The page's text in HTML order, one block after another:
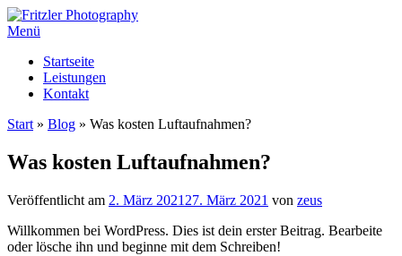
Zum
Inhalt
Menü
Startseite
Leistungen
Kontakt
Start » Blog » Was kosten Luftaufnahmen?
Was kosten Luftaufnahmen?
Veröffentlicht am 2. März 2021 27. März 2021 von zeus
Willkommen bei WordPress. Dies ist dein erster Beitrag. Bearbeite
oder lösche ihn und beginne mit dem Schreiben!